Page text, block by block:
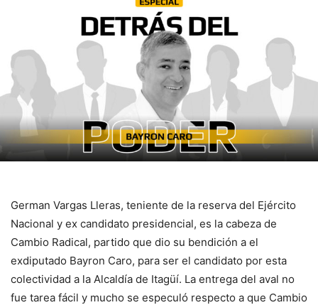
German Vargas Lleras, teniente de la reserva del Ejército
Nacional y ex candidato presidencial, es la cabeza de
Cambio Radical, partido que dio su bendición a el
exdiputado Bayron Caro, para ser el candidato por esta
colectividad a la Alcaldía de Itagüí. La entrega del aval no
fue tarea fácil y mucho se especuló respecto a que Cambio